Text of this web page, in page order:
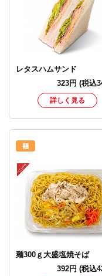
レタスハムサンド
323円(税込
詳しく見る
麺300ｇ大盛塩焼そば
392円(税込